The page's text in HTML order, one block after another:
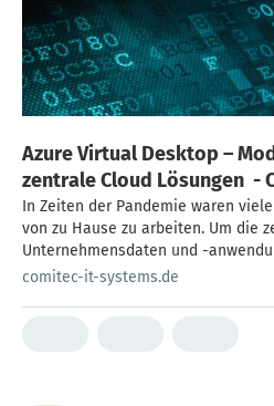
Azure Virtual Desktop –
zentrale Cloud Lösungen -
In Zeiten der Pandemie waren
von zu Hause zu arbeiten. Um die
Unternehmensdaten und -
und der ganzen Welt weiterhin zu
comitec-it-systems.de